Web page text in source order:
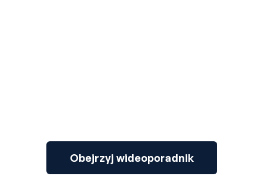
Obejrzyj wideoporadnik